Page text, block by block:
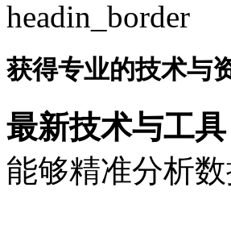
获得专业的技术与
最新技术与工具
能够精准分析